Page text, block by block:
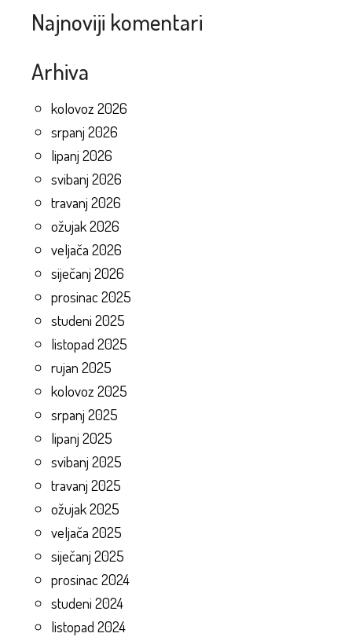
Najnoviji komentari
Arhiva
kolovoz 2026
srpanj 2026
lipanj 2026
svibanj 2026
travanj 2026
ožujak 2026
veljača 2026
siječanj 2026
prosinac 2025
studeni 2025
listopad 2025
rujan 2025
kolovoz 2025
srpanj 2025
lipanj 2025
svibanj 2025
travanj 2025
ožujak 2025
veljača 2025
siječanj 2025
prosinac 2024
studeni 2024
listopad 2024